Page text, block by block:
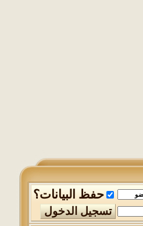
حفظ البيانات؟